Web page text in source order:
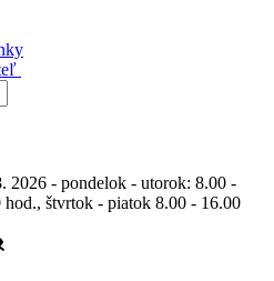
2026 - pondelok - utorok: 8.00 -
hod., štvrtok - piatok 8.00 - 16.00